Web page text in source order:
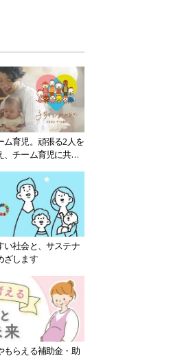
ム育児。頑張る2人を
チーム育児に共感
い社会と、サステナ
ざします
もらえる補助金・助